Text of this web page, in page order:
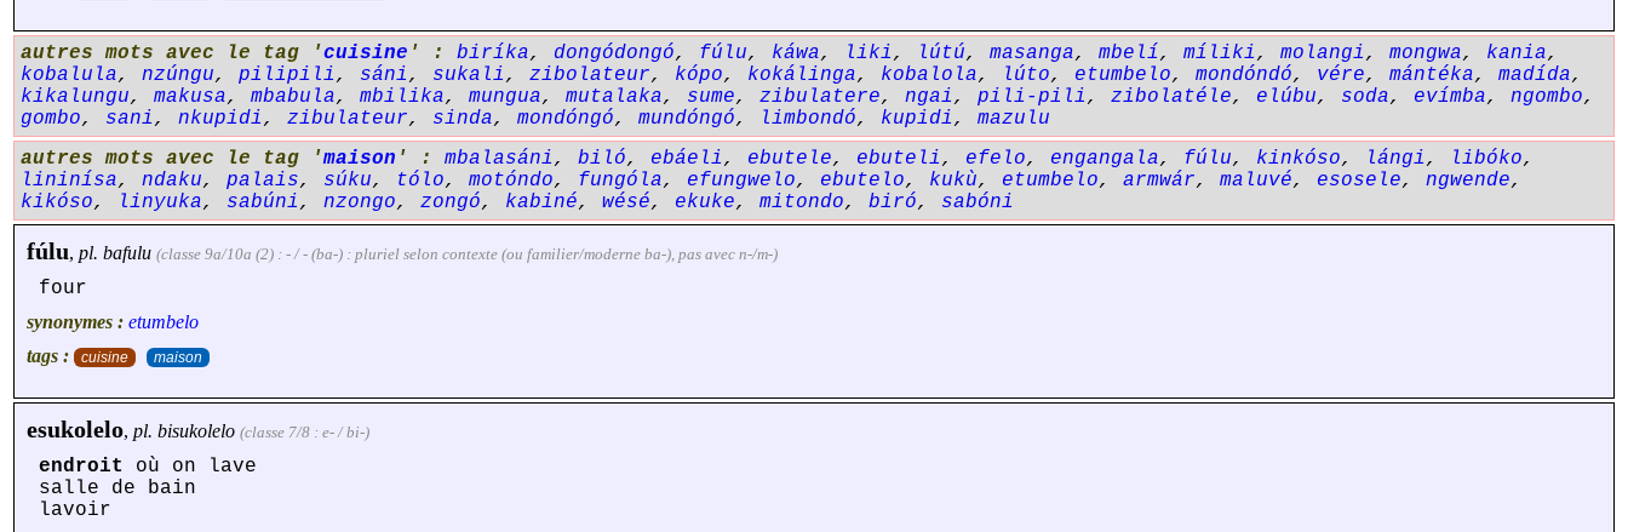
autres mots avec le tag 'cuisine ' : biríka, dongódongó, fúlu, káwa, liki, lútú, masanga, mbelí, míliki, molangi, mongwa, kania,
kobalula, nzúngu, pilipili, sáni, sukali, zibolateur, kópo, kokálinga, kobalola, lúto, etumbelo, mondóndó, vére, mántéka, madída,
kikalungu, makusa, mbabula, mbilika, mungua, mutalaka, sume, zibulatere, ngai, pili-pili, zibolatéle, elúbu, soda, evímba, ngombo,
gombo, sani, nkupidi, zibulateur, sinda, mondóngó, mundóngó, limbondó, kupidi, mazulu
autres mots avec le tag 'maison ' : mbalasáni, biló, ebáeli, ebutele, ebuteli, efelo, engangala, fúlu, kinkóso, lángi, libóko,
lininísa, ndaku, palais, súku, tólo, motóndo, fungóla, efungwelo, ebutelo, kukù, etumbelo, armwár, maluvé, esosele, ngwende,
kikóso, linyuka, sabúni, nzongo, zongó, kabiné, wésé, ekuke, mitondo, biró, sabóni
fúlu, pl. bafulu (classe 9a/10a (2) : - / - (ba-) : pluriel selon contexte (ou familier/moderne ba-), pas avec n-/m-)
four
synonymes : etumbelo
tags :
cuisine maison
esukolelo, pl. bisukolelo (classe 7/8 : e- / bi-)
endroit
où on lave
salle de bain
lavoir